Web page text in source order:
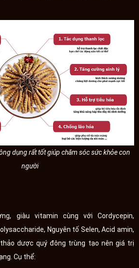
dụng rất tốt giúp chăm sóc sức khỏe con
người
giàu vitamin cùng với Cordycepin,
Nguyên tố Selen, Acid amin,
dược quý đông trùng tạo nên giá trị
Cụ thể: